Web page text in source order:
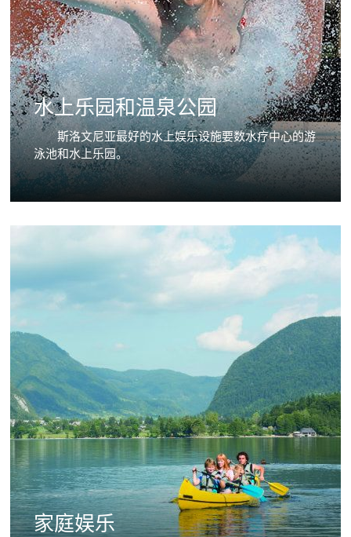
水上乐园和温泉公园
斯洛文尼亚最好的水上娱乐设施要数水疗中心的游
泳池和水上乐园。
家庭娱乐